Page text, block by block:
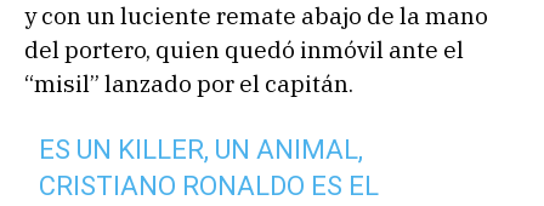
y con un luciente remate abajo de la mano
del portero, quien quedó inmóvil ante el
“misil” lanzado por el capitán.
ES UN KILLER, UN ANIMAL,
CRISTIANO RONALDO ES EL